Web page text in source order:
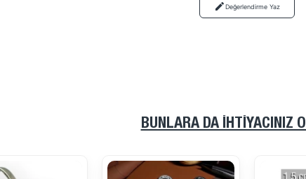
Değerlendirme Yaz
BUNLARA DA İHTIYACINIZ